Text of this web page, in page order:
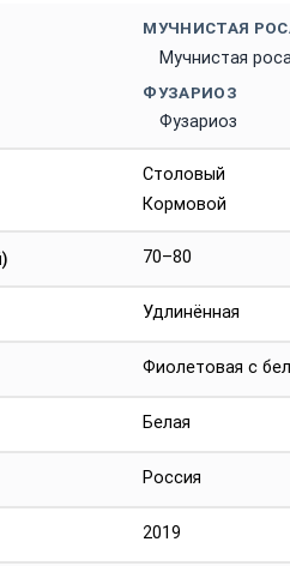
МУЧНИСТАЯ
Мучнистая
ФУЗАРИОЗ
Фузариоз
Столовый
Кормовой
70–80
Удлинённая
Фиолетовая с
Белая
Россия
2019